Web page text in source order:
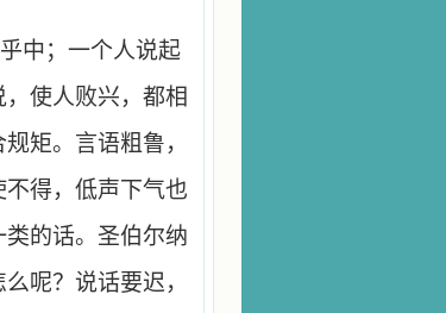
中；一个人说起
使人败兴，都相
矩。言语粗鲁，
得，低声下气也
的话。圣伯尔纳
呢？说话要迟，